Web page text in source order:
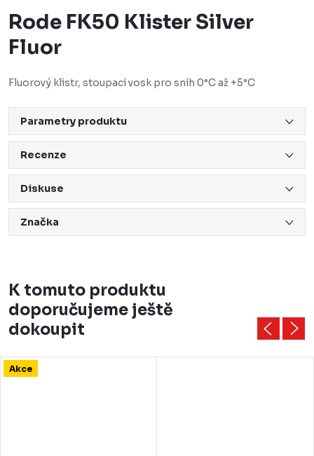
Rode FK50 Klister Silver
Fluor
Fluorový klistr, stoupací vosk pro sníh 0°C až +5°C
Parametry produktu
Recenze
Diskuse
Značka
K tomuto produktu
doporučujeme ještě
dokoupit
Akce